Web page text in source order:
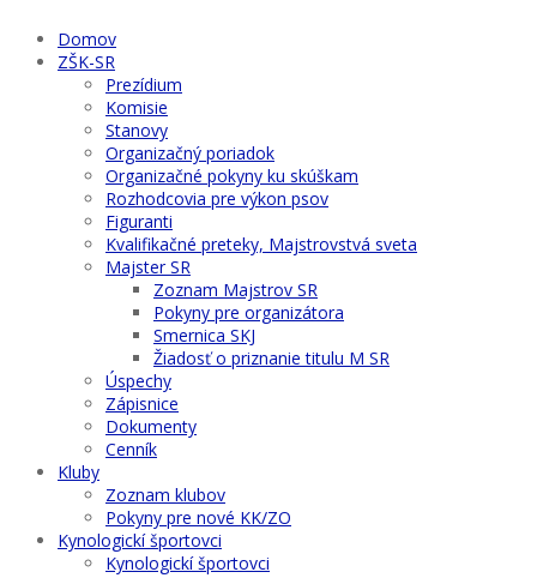
Domov
ZŠK-SR
Prezídium
Komisie
Stanovy
Organizačný poriadok
Organizačné pokyny ku skúškam
Rozhodcovia pre výkon psov
Figuranti
Kvalifikačné preteky, Majstrovstvá sveta
Majster SR
Zoznam Majstrov SR
Pokyny pre organizátora
Smernica SKJ
Žiadosť o priznanie titulu M SR
Úspechy
Zápisnice
Dokumenty
Cenník
Kluby
Zoznam klubov
Pokyny pre nové KK/ZO
Kynologickí športovci
Kynologickí športovci